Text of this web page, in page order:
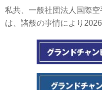
私共、一般社団法人国際
は、諸般の事情により